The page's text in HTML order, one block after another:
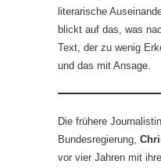
literarische
blickt auf das, was
Text, der zu wenig
und das mit Ansage.
Die frühere
Bundesregierung,
vor vier Jahren mit